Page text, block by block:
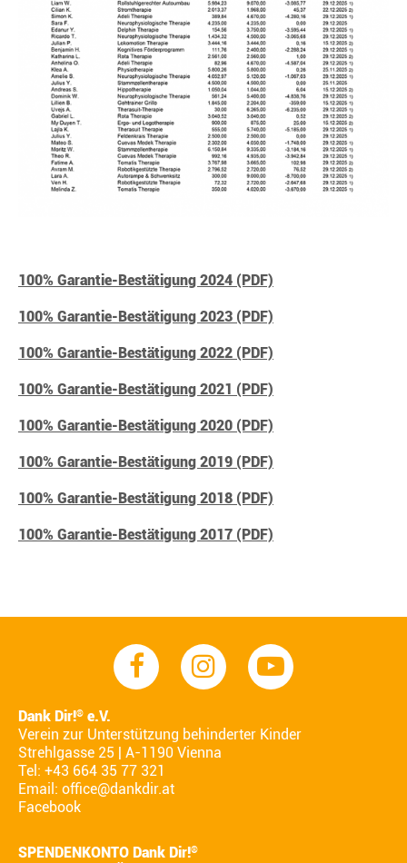
100% Garantie-Bestätigung 2024 (PDF)
100% Garantie-Bestätigung 2023 (PDF)
100% Garantie-Bestätigung 2022 (PDF)
100% Garantie-Bestätigung 2021 (PDF)
100% Garantie-Bestätigung 2020 (PDF)
100% Garantie-Bestätigung 2019 (PDF)
100% Garantie-Bestätigung 2018 (PDF)
100% Garantie-Bestätigung 2017 (PDF)
Dank Dir!® e.V.
Verein zur Unterstützung behinderter Kinder
Strehlgasse 25 | A-1190 Vienna
Tel: +43 664 35 77 321
Email: office@dankdir.at
Facebook
SPENDENKONTO Dank Dir!®